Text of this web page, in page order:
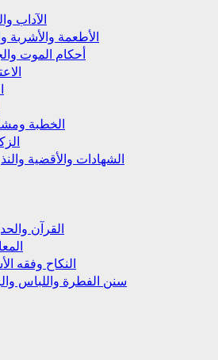
الآداب
الأطعمة والأشربة
أحكام الموت
الخطبة
الشهادات والأقضية
القرآن
النكاح وفقه
سنن الفطرة واللباس